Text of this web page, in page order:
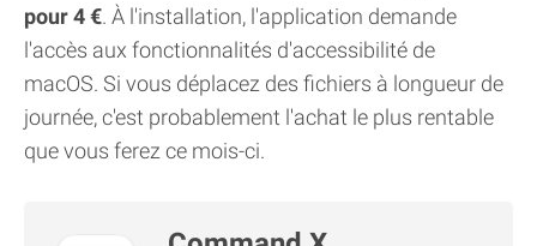
pour 4 €. À l'installation, l'application demande
l'accès aux fonctionnalités d'accessibilité de
macOS. Si vous déplacez des fichiers à longueur de
journée, c'est probablement l'achat le plus rentable
que vous ferez ce mois-ci.